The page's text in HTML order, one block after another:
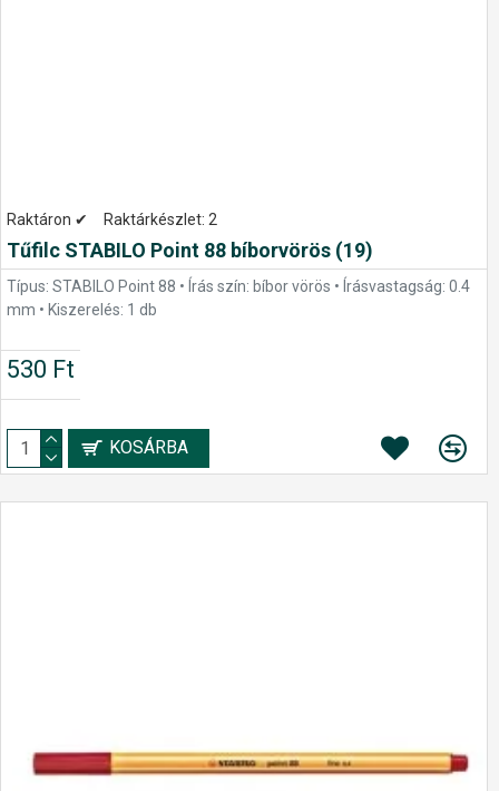
Raktáron ✔ Raktárkészlet: 2
Tűfilc STABILO Point 88 bíborvörös (19)
Típus: STABILO Point 88 • Írás szín: bíbor vörös • Írásvastagság: 0.4
mm • Kiszerelés: 1 db
530 Ft
KOSÁRBA